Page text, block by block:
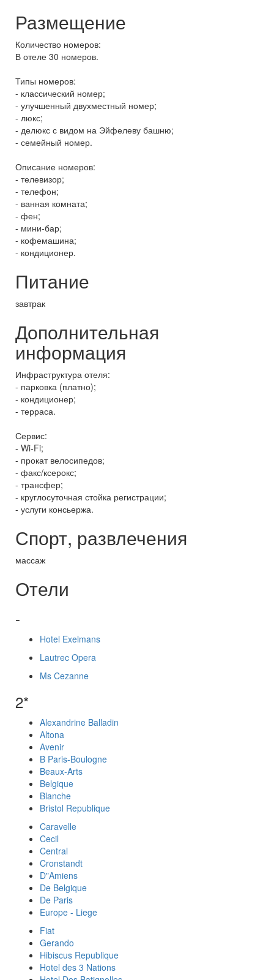
Размещение
Количество номеров:
В отеле 30 номеров.
Типы номеров:
- классический номер;
- улучшенный двухместный номер;
- люкс;
- делюкс с видом на Эйфелеву башню;
- семейный номер.
Описание номеров:
- телевизор;
- телефон;
- ванная комната;
- фен;
- мини-бар;
- кофемашина;
- кондиционер.
Питание
завтрак
Дополнительная
информация
Инфраструктура отеля:
- парковка (платно);
- кондиционер;
- терраса.
Сервис:
- Wi-Fi;
- прокат велосипедов;
- факс/ксерокс;
- трансфер;
- круглосуточная стойка регистрации;
- услуги консьержа.
Спорт, развлечения
массаж
Отели
-
Hotel Exelmans
Lautrec Opera
Ms Cezanne
2*
Alexandrine Balladin
Altona
Avenir
B Paris-Boulogne
Beaux-Arts
Belgique
Blanche
Bristol Republique
Caravelle
Cecil
Central
Cronstandt
D"Amiens
De Belgique
De Paris
Europe - Liege
Fiat
Gerando
Hibiscus Republique
Hotel des 3 Nations